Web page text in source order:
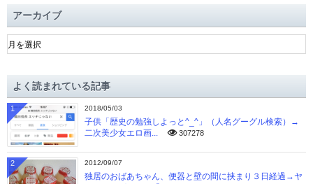
アーカイブ
ア
ー
ブよく読まれている記事
2018/05/03
子供「歴史の勉強しよっと^_^」（人名グーグル検索）→
二次美少女エロ画...
307278
1
2012/09/07
独居のおばあちゃん、便器と壁の間に挟まり３日経過→ヤ
2